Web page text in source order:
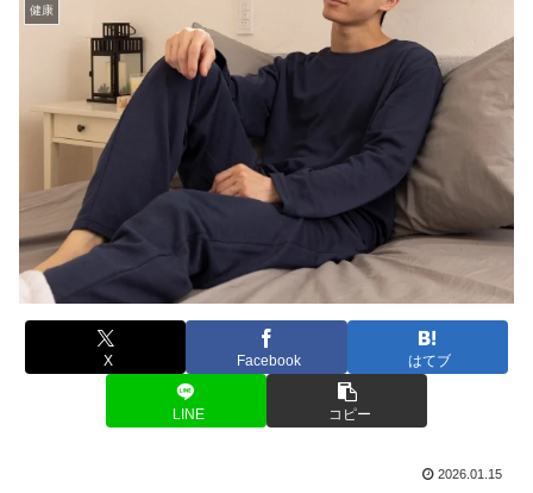
健康
X Facebook はてブ
LINE コピー
2026.01.15